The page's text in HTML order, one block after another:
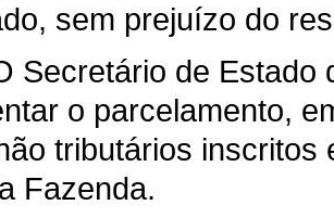
sem prejuízo do
Secretário de Estado
o parcelamento,
tributários
Fazenda.